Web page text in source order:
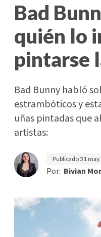
Bad
quién lo
pintarse
Bad Bunny habló
estrambóticos y
uñas pintadas que
artistas:
Publicado31
Por: Bivian